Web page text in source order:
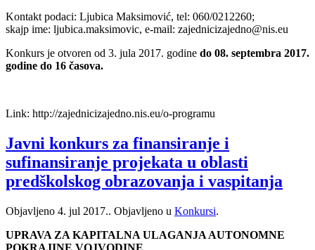
Kontakt podaci: Ljubica Maksimović, tel: 060/0212260;
skajp ime: ljubica.maksimovic, e-mail: zajednicizajedno@nis.eu
Konkurs je otvoren od 3. jula 2017. godine do 08. septembra 2017.
godine do 16 časova.
Link: http://zajednicizajedno.nis.eu/o-programu
Javni konkurs za finansiranje i
sufinansiranje projekata u oblasti
predškolskog obrazovanja i vaspitanja
Objavljeno 4. jul 2017.. Objavljeno u Konkursi.
UPRAVA ZA KAPITALNA ULAGANJA AUTONOMNE
POKRAJINE VOJVODINE